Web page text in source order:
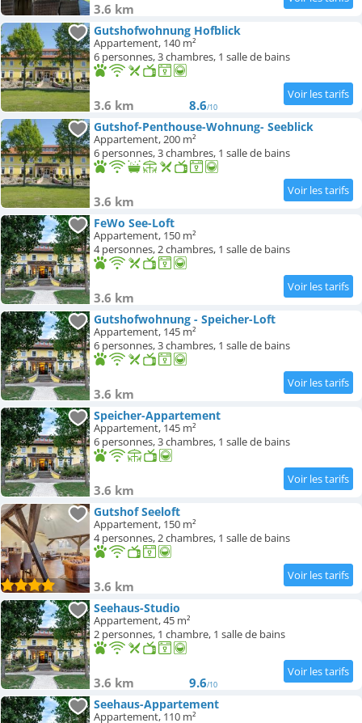
3.6 km
Gutshofwohnung Hofblick
Appartement, 140 m²
6 personnes, 3 chambres, 1 salle de bains
3.6 km 8.6/10
Gutshof-Penthouse-Wohnung- Seeblick
Appartement, 200 m²
6 personnes, 3 chambres, 1 salle de bains
3.6 km
FeWo See-Loft
Appartement, 150 m²
4 personnes, 2 chambres, 1 salle de bains
3.6 km
Gutshofwohnung - Speicher-Loft
Appartement, 145 m²
6 personnes, 3 chambres, 1 salle de bains
3.6 km
Speicher-Appartement
Appartement, 145 m²
6 personnes, 3 chambres, 1 salle de bains
3.6 km
Gutshof Seeloft
Appartement, 150 m²
4 personnes, 2 chambres, 1 salle de bains
3.6 km
Seehaus-Studio
Appartement, 45 m²
2 personnes, 1 chambre, 1 salle de bains
3.6 km 9.6/10
Seehaus-Appartement
Appartement, 110 m²